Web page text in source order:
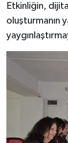
Etkinliğin,
oluşturmanın